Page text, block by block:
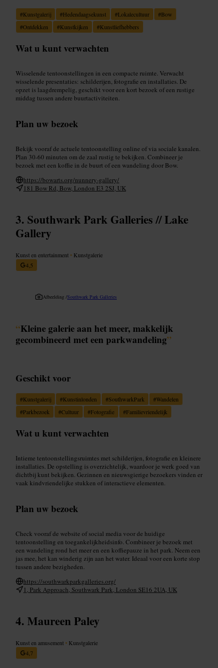
#Kunstgalerij #Hedendaagsekunst #Lokalecultuur #Bow
#Ontdekken #Kunstkijken #Kunstliefhebbers
Wat u kunt verwachten
Wisselende tentoonstellingen in een compacte ruimte. Verwacht
wisselende presentaties: schilderijen, fotografie en installaties. De
opzet is laagdrempelig, geschikt voor een kort bezoek of een rustige
middag tussen andere buurtactiviteiten.
Plan uw bezoek
Bekijk vooraf de actuele tentoonstelling online of via sociale kanalen.
Plan 30-60 minuten om de zaal rustig te bekijken. Combineer je
bezoek met een koffie in de buurt of een wandeling door Bow.
https://bowarts.org/nunnery-gallery/
181 Bow Rd, Bow, London E3 2SJ, UK
Southwark Park Galleries // Lake
Gallery
Kunst en entertainment • Kunstgalerie
4,5
Afbeelding /Southwark Park Galleries
“Kleine galerie aan het meer, makkelijk
gecombineerd met een parkwandeling”
Geschikt voor
#Kunstgalerij #Kunstinlonden #SouthwarkPark #Wandelen
#Parkbezoek #Cultuur #Fotografie #Familievriendelijk
Wat u kunt verwachten
Intieme tentoonstellingsruimtes met schilderijen, fotografie en kleinere
installaties. De opstelling is overzichtelijk, waardoor je werk goed van
dichtbij kunt bekijken. Gezinnen en nieuwsgierige bezoekers vinden er
vaak kindvriendelijke stukken of interactieve elementen.
Plan uw bezoek
Check vooraf de website of social media voor de huidige
tentoonstelling en toegankelijkheidsinfo. Combineer je bezoek met
een wandeling rond het meer en een koffiepauze in het park. Neem een
jas mee, het kan winderig zijn aan het water. Ideaal voor een korte stop
tussen andere bezigheden.
https://southwarkparkgalleries.org/
1, Park Approach, Southwark Park, London SE16 2UA, UK
Maureen Paley
Kunst en amusement • Kunstgalerie
4,7